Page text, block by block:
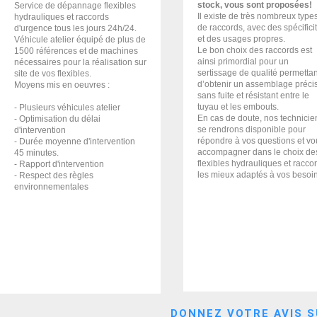
Service de dépannage flexibles
hydrauliques et raccords
d'urgence tous les jours 24h/24.
Véhicule atelier équipé de plus de
1500 références et de machines
nécessaires pour la réalisation sur
site de vos flexibles.
Moyens mis en oeuvres :
- Plusieurs véhicules atelier
- Optimisation du délai
d'intervention
- Durée moyenne d'intervention
45 minutes.
- Rapport d'intervention
- Respect des règles
environnementales
stock, vous sont proposées!
Il existe de très nombreux
de raccords, avec des
et des usages propres.
Le bon choix des raccords est
ainsi primordial pour un
sertissage de qualité
d’obtenir un assemblage
sans fuite et résistant entre le
tuyau et les embouts.
En cas de doute, nos
se rendrons disponible pour
répondre à vos questions et
accompagner dans le choix
flexibles hydrauliques et
les mieux adaptés à vos
DONNEZ VOTRE AVIS